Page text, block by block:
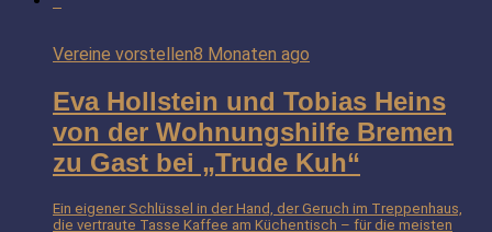
Vereine vorstellen8 Monaten ago
Eva Hollstein und Tobias Heins
von der Wohnungshilfe Bremen
zu Gast bei „Trude Kuh“
Ein eigener Schlüssel in der Hand, der Geruch im Treppenhaus,
die vertraute Tasse Kaffee am Küchentisch – für die meisten